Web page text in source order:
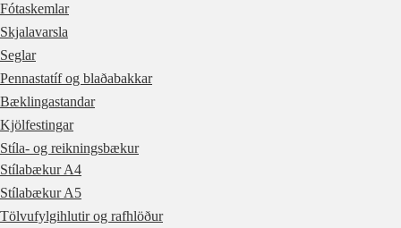
Fótaskemlar
Skjalavarsla
Seglar
Pennastatíf og blaðabakkar
Bæklingastandar
Kjölfestingar
Stíla- og reikningsbækur
Stílabækur A4
Stílabækur A5
Tölvufylgihlutir og rafhlöður